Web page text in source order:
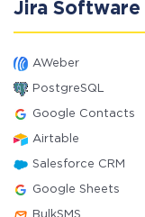
Jira Software
AWeber
PostgreSQL
Google Contacts
Airtable
Salesforce CRM
Google Sheets
BulkSMS